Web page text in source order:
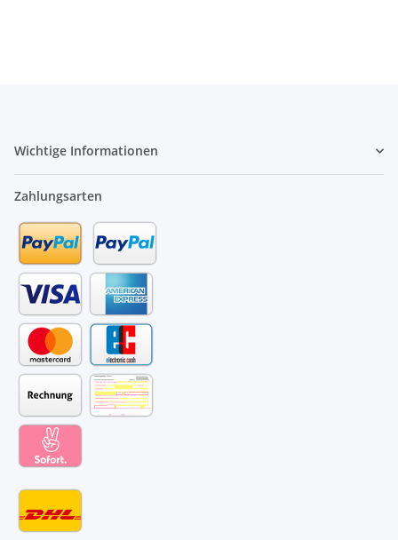
Wichtige Informationen
Zahlungsarten